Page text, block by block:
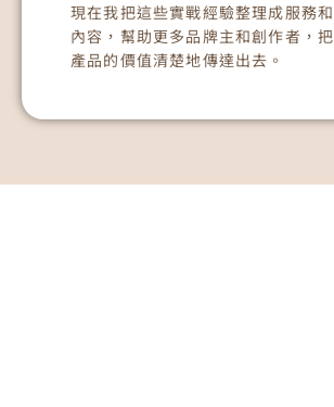
現在我把這些實戰經驗整理成服務和
內容，幫助更多品牌主和創作者，把
產品的價值清楚地傳達出去。